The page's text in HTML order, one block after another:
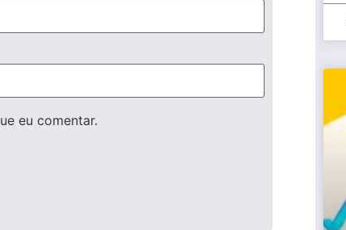
eu comentar.